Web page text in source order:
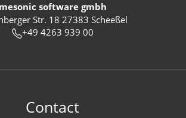
mesonic software gmbh
Str. 18 27383 Scheeßel
+49 4263 939 00
Contact